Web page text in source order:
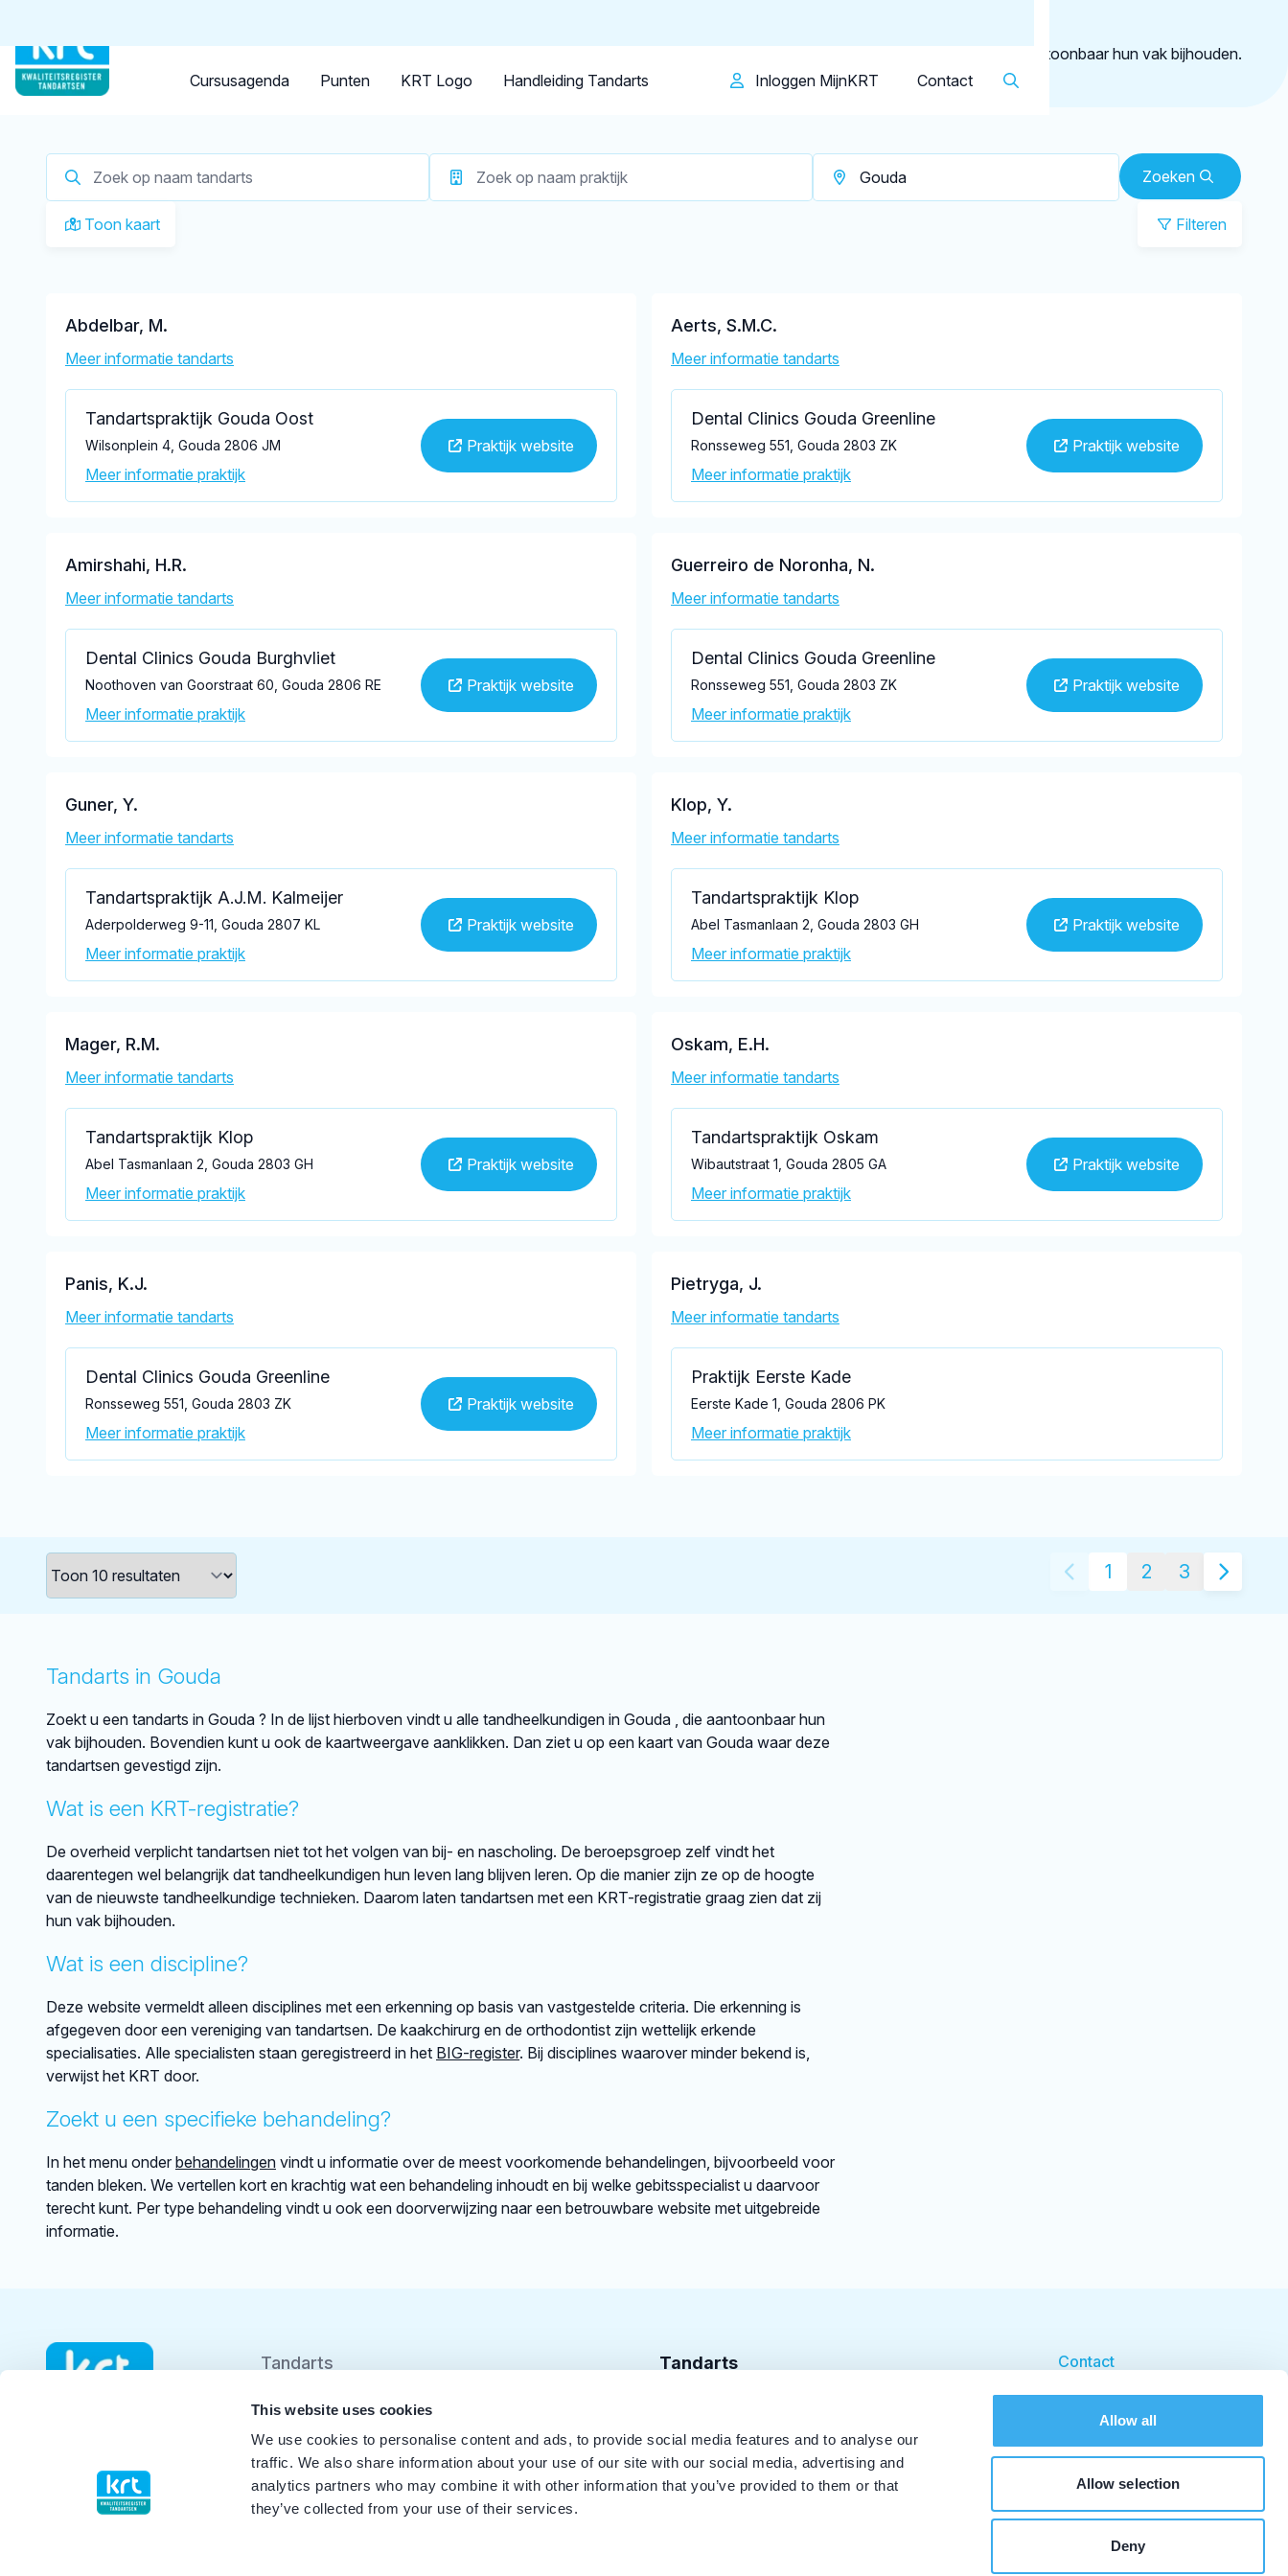
This website uses cookies
We use cookies to personalise content and ads, to provide social media features and to analyse our
traffic. We also share information about your use of our site with our social media, advertising and
analytics partners who may combine it with other information that you’ve provided to them or that
they’ve collected from your use of their services.
Allow all
Allow selection
Deny
Cursusagenda Punten KRT Logo Handleiding Tandarts Inloggen MijnKRT Contact
Je zoekt een geregistreerd die aantoonbaar hun vak bijhouden.
Zoeken
Toon kaart Filteren
Abdelbar, M.
Meer informatie tandarts
Tandartspraktijk Gouda Oost
Wilsonplein 4, Gouda 2806 JM
Meer informatie praktijk
Praktijk website
Aerts, S.M.C.
Meer informatie tandarts
Dental Clinics Gouda Greenline
Ronsseweg 551, Gouda 2803 ZK
Meer informatie praktijk
Praktijk website
Amirshahi, H.R.
Meer informatie tandarts
Dental Clinics Gouda Burghvliet
Noothoven van Goorstraat 60, Gouda 2806 RE
Meer informatie praktijk
Praktijk website
Guerreiro de Noronha, N.
Meer informatie tandarts
Dental Clinics Gouda Greenline
Ronsseweg 551, Gouda 2803 ZK
Meer informatie praktijk
Praktijk website
Guner, Y.
Meer informatie tandarts
Tandartspraktijk A.J.M. Kalmeijer
Aderpolderweg 9-11, Gouda 2807 KL
Meer informatie praktijk
Praktijk website
Klop, Y.
Meer informatie tandarts
Tandartspraktijk Klop
Abel Tasmanlaan 2, Gouda 2803 GH
Meer informatie praktijk
Praktijk website
Mager, R.M.
Meer informatie tandarts
Tandartspraktijk Klop
Abel Tasmanlaan 2, Gouda 2803 GH
Meer informatie praktijk
Praktijk website
Oskam, E.H.
Meer informatie tandarts
Tandartspraktijk Oskam
Wibautstraat 1, Gouda 2805 GA
Meer informatie praktijk
Praktijk website
Panis, K.J.
Meer informatie tandarts
Dental Clinics Gouda Greenline
Ronsseweg 551, Gouda 2803 ZK
Meer informatie praktijk
Praktijk website
Pietryga, J.
Meer informatie tandarts
Praktijk Eerste Kade
Eerste Kade 1, Gouda 2806 PK
Meer informatie praktijk
1 2 3
Tandarts in Gouda
Zoekt u een tandarts in Gouda ? In de lijst hierboven vindt u alle tandheelkundigen in Gouda , die aantoonbaar hun
vak bijhouden. Bovendien kunt u ook de kaartweergave aanklikken. Dan ziet u op een kaart van Gouda waar deze
tandartsen gevestigd zijn.
Wat is een KRT-registratie?
De overheid verplicht tandartsen niet tot het volgen van bij- en nascholing. De beroepsgroep zelf vindt het
daarentegen wel belangrijk dat tandheelkundigen hun leven lang blijven leren. Op die manier zijn ze op de hoogte
van de nieuwste tandheelkundige technieken. Daarom laten tandartsen met een KRT-registratie graag zien dat zij
hun vak bijhouden.
Wat is een discipline?
Deze website vermeldt alleen disciplines met een erkenning op basis van vastgestelde criteria. Die erkenning is
afgegeven door een vereniging van tandartsen. De kaakchirurg en de orthodontist zijn wettelijk erkende
specialisaties. Alle specialisten staan geregistreerd in het BIG-register. Bij disciplines waarover minder bekend is,
verwijst het KRT door.
Zoekt u een specifieke behandeling?
In het menu onder behandelingen vindt u informatie over de meest voorkomende behandelingen, bijvoorbeeld voor
tanden bleken. We vertellen kort en krachtig wat een behandeling inhoudt en bij welke gebitsspecialist u daarvoor
terecht kunt. Per type behandeling vindt u ook een doorverwijzing naar een betrouwbare website met uitgebreide
informatie.
Tandarts
Student
Opleider
Patiënt
Tandarts
Punten
KRT Logo
Contact
Cookie beleid